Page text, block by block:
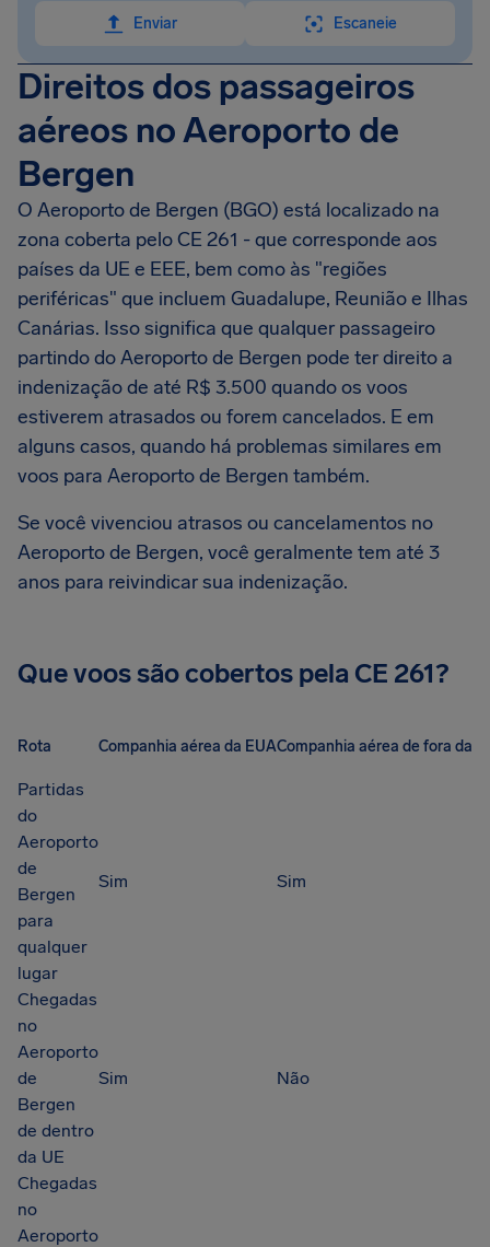
Enviar
Escaneie
Direitos dos passageiros
aéreos no Aeroporto de
Bergen
O Aeroporto de Bergen (BGO) está localizado na
zona coberta pelo CE 261 - que corresponde aos
países da UE e EEE, bem como às "regiões
periféricas" que incluem Guadalupe, Reunião e Ilhas
Canárias. Isso significa que qualquer passageiro
partindo do Aeroporto de Bergen pode ter direito a
indenização de até R$ 3.500 quando os voos
estiverem atrasados ou forem cancelados. E em
alguns casos, quando há problemas similares em
voos para Aeroporto de Bergen também.
Se você vivenciou atrasos ou cancelamentos no
Aeroporto de Bergen, você geralmente tem até 3
anos para reivindicar sua indenização.
Que voos são cobertos pela CE 261?
Rota Companhia aérea da EUACompanhia aérea de fora da
Partidas
do
Aeroporto
de
Bergen
para
qualquer
lugar
Sim Sim
Chegadas
no
Aeroporto
de
Bergen
de dentro
da UE
Sim Não
Chegadas
no
Aeroporto